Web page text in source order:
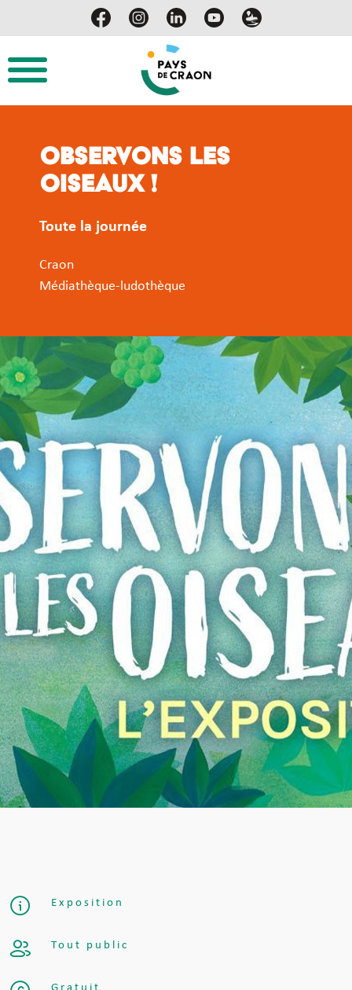
Observons les
oiseaux !
Toute la journée
Craon
Médiathèque-ludothèque
Exposition
Tout public